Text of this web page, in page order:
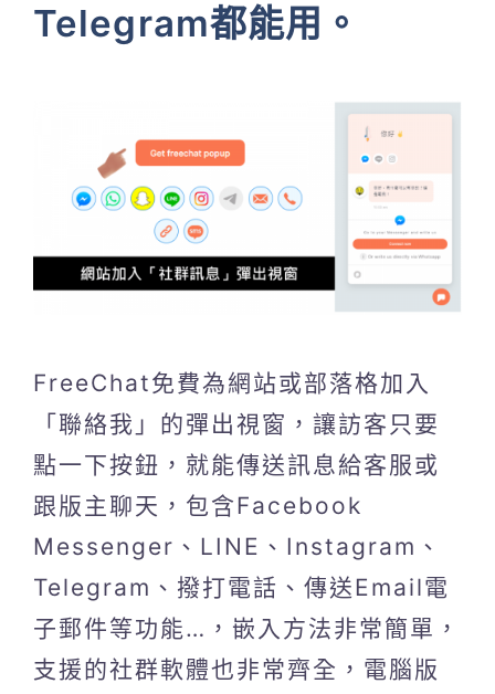
Telegram都能用。
FreeChat免費為網站或部落格加入
「聯絡我」的彈出視窗，讓訪客只要
點一下按鈕，就能傳送訊息給客服或
跟版主聊天，包含Facebook
Messenger、LINE、Instagram、
Telegram、撥打電話、傳送Email電
子郵件等功能…，嵌入方法非常簡單，
支援的社群軟體也非常齊全，電腦版